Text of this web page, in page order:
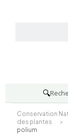
🔍
Conservation
des plantes
>
polium